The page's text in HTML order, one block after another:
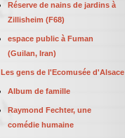
Réserve de nains de jardins à
Zillisheim (F68)
espace public à Fuman
(Guilan, Iran)
Les gens de l'Ecomusée d'Alsace
Album de famille
Raymond Fechter, une
comédie humaine